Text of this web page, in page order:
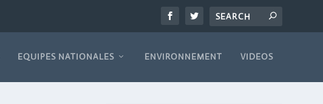
EQUIPES NATIONALES ENVIRONNEMENT VIDEOS